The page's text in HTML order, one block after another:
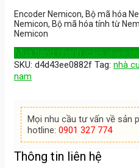
Encoder Nemicon, Bộ mã hóa
Nemicon, Bộ mã hóa tính từ
Nemicon
Mua hàng nhanh (Cách nhanh
SKU: d4d43ee0882f Tag: nhà
nam
Mọi nhu cầu tư vấn về sản
hotline: 0901 327 774
Thông tin liên hệ